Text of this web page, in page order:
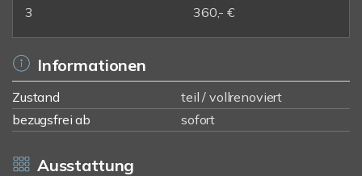
3
360,- €
Informationen
Zustand
teil / vollrenoviert
bezugsfrei ab
sofort
Ausstattung